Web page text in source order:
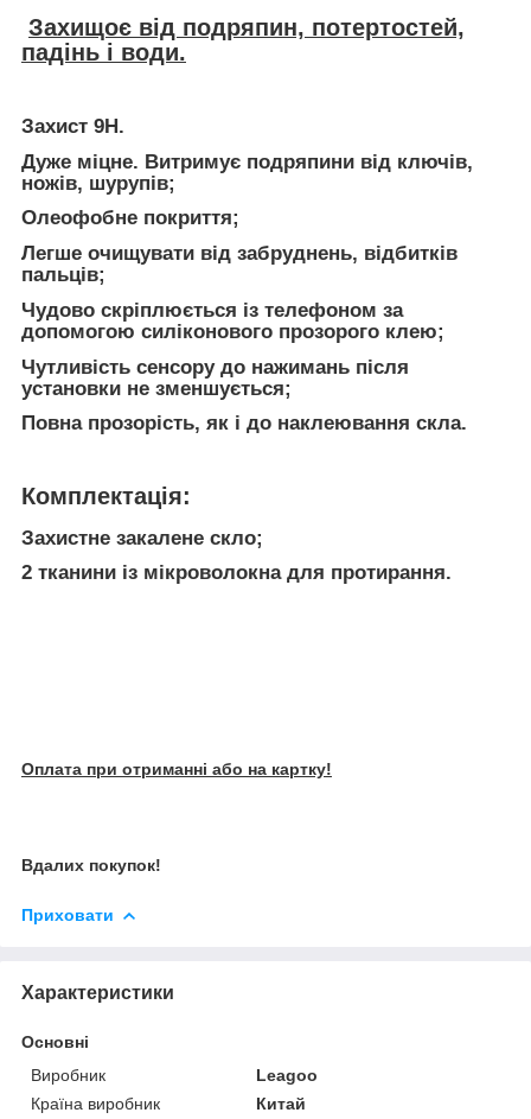
Захищоє від подряпин, потертостей,
падінь і води.
Захист 9Н.
Дуже міцне. Витримує подряпини від ключів,
ножів, шурупів;
Олеофобне покриття;
Легше очищувати від забруднень, відбитків
пальців;
Чудово скріплюється із телефоном за
допомогою силіконового прозорого клею;
Чутливість сенсору до нажимань після
установки не зменшується;
Повна прозорість, як і до наклеювання скла.
Комплектація:
Захистне закалене скло;
2 тканини із мікроволокна для протирання.
Оплата при отриманні або на картку!
Вдалих покупок!
Приховати
Характеристики
Основні
Виробник
Leagoo
Країна виробник
Китай